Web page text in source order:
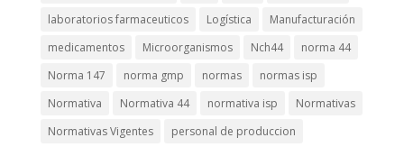
laboratorios farmaceuticos
Logística
Manufacturación
medicamentos
Microorganismos Nch44
norma 44
Norma 147
norma gmp normas
normas isp
Normativa
Normativa 44 normativa isp
Normativas
Normativas Vigentes
personal de produccion